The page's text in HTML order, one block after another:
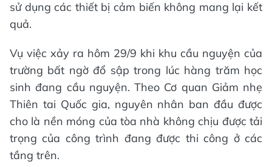
sử dụng các thiết bị cảm biến không mang lại kết
quả.
Vụ việc xảy ra hôm 29/9 khi khu cầu nguyện của
trường bất ngờ đổ sập trong lúc hàng trăm học
sinh đang cầu nguyện. Theo Cơ quan Giảm nhẹ
Thiên tai Quốc gia, nguyên nhân ban đầu được
cho là nền móng của tòa nhà không chịu được tải
trọng của công trình đang được thi công ở các
tầng trên.